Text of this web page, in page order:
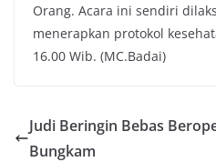
Orang. Acara ini sendiri
menerapkan protokol
16.00 Wib. (MC.Badai)
Judi Beringin Bebas
Bungkam